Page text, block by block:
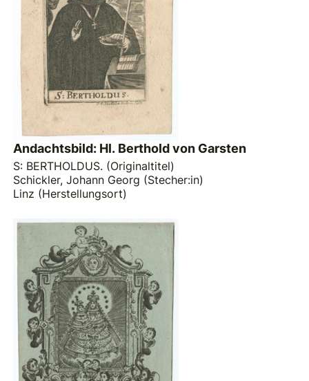
Andachtsbild: Hl. Berthold von Garsten
S: BERTHOLDUS. (Originaltitel)
Schickler, Johann Georg (Stecher:in)
Linz (Herstellungsort)